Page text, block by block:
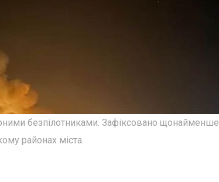
безпілотниками. Зафіксовано щонайменше
районах міста.